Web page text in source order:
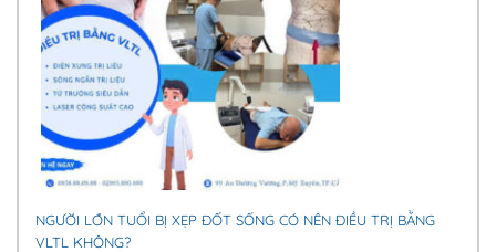
NGƯỜI LỚN TUỔI BỊ XẸP ĐỐT SỐNG CÓ NÊN ĐIỀU TRỊ BẰNG
VLTL KHÔNG?